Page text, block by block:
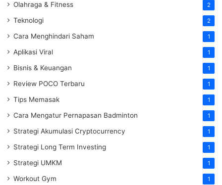
Olahraga & Fitness 2
Teknologi 2
Cara Menghindari Saham 1
Aplikasi Viral 1
Bisnis & Keuangan 1
Review POCO Terbaru 1
Tips Memasak 1
Cara Mengatur Pernapasan Badminton 1
Strategi Akumulasi Cryptocurrency 1
Strategi Long Term Investing 1
Strategi UMKM 1
Workout Gym 1